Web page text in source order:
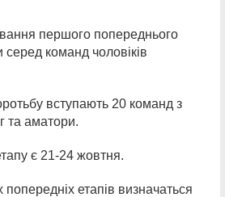
першого попереднього
серед команд чоловіків
вступають 20 команд з
та аматори.
є 21-24 жовтня.
етапів визначаться